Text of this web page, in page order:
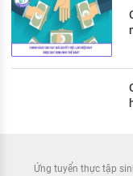
Ứng tuyển thực tập